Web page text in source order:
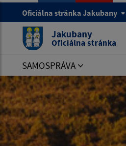
Oficiálna stránka Jakubany
Jakubany
Oficiálna stránka
SAMOSPRÁVA